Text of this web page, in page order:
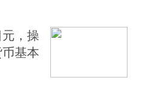
，操
基本